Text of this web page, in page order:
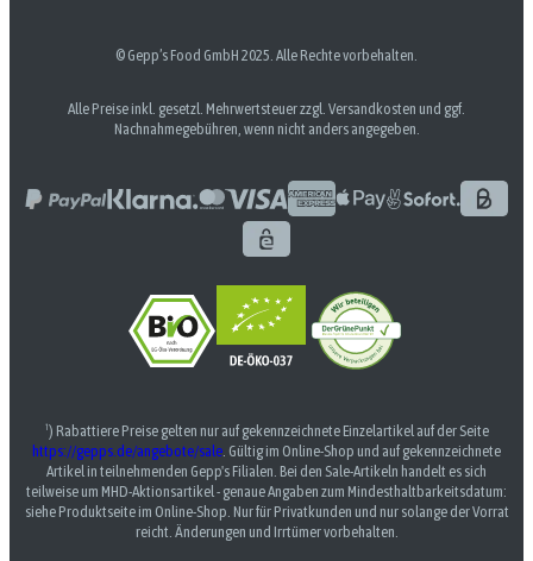
© Gepp’s Food GmbH 2025. Alle Rechte vorbehalten.
Alle Preise inkl. gesetzl. Mehrwertsteuer zzgl. Versandkosten und ggf.
Nachnahmegebühren, wenn nicht anders angegeben.
¹) Rabattiere Preise gelten nur auf gekennzeichnete Einzelartikel auf der Seite
https://gepps.de/angebote/sale . Gültig im Online-Shop und auf gekennzeichnete
Artikel in teilnehmenden Gepp's Filialen. Bei den Sale-Artikeln handelt es sich
teilweise um MHD-Aktionsartikel - genaue Angaben zum Mindesthaltbarkeitsdatum:
siehe Produktseite im Online-Shop. Nur für Privatkunden und nur solange der Vorrat
reicht. Änderungen und Irrtümer vorbehalten.